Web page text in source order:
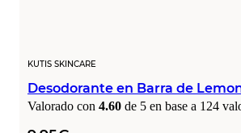
KUTIS SKINCARE
Desodorante en Barra de
Valorado con 4.60 de 5 en base a 124